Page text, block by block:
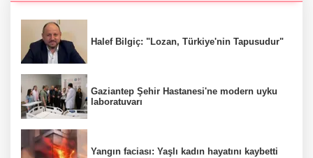
Halef Bilgiç: "Lozan, Türkiye'nin Tapusudur"
Gaziantep Şehir Hastanesi'ne modern uyku
laboratuvarı
Yangın faciası: Yaşlı kadın hayatını kaybetti